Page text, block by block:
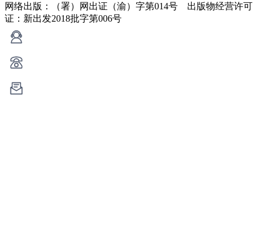
网络出版：（署）网出证（渝）字第014号 出版物经营许可
证：新出发2018批字第006号